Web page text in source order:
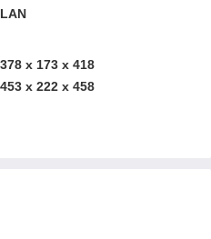
LAN
378 х 173 х 418
453 х 222 х 458